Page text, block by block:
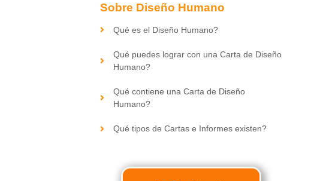
Sobre Diseño Humano
Qué es el Diseño Humano?
Qué puedes lograr con una Carta de Diseño
Humano?
Qué contiene una Carta de Diseño
Humano?
Qué tipos de Cartas e Informes existen?